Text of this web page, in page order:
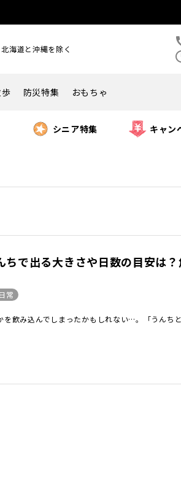
海道と沖縄を除く
防災特集 おもちゃ
シニア特集 キャン
ちで出る大きさや日数の目安は
常
を飲み込んでしまったかもしれない…。「うんち